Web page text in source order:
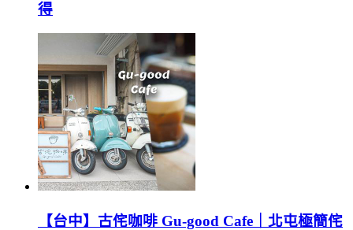
得
【台中】古侘咖啡 Gu-good Cafe｜北屯極簡侘